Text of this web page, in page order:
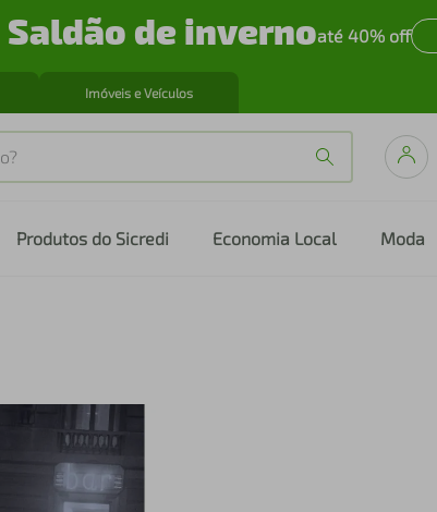
Saldão de invernoaté 40% off
Imóveis e Veículos
Produtos do Sicredi Economia Local Moda